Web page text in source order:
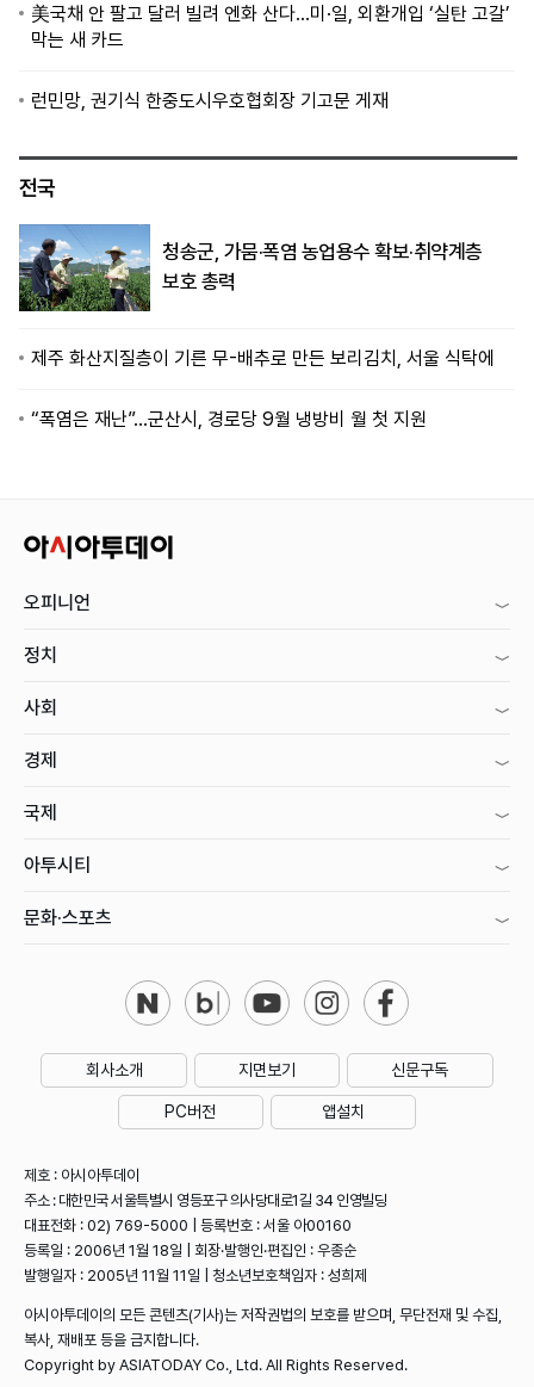
美국채 안 팔고 달러 빌려 엔화 산다…미·일, 외환개입 ‘실탄 고갈’
막는 새 카드
런민망, 권기식 한중도시우호협회장 기고문 게재
전국
청송군, 가뭄·폭염 농업용수 확보·취약계층
보호 총력
제주 화산지질층이 기른 무-배추로 만든 보리김치, 서울 식탁에
“폭염은 재난”…군산시, 경로당 9월 냉방비 월 첫 지원
오피니언
정치
사회
경제
국제
아투시티
문화·스포츠
회사소개 지면보기 신문구독
PC버전 앱설치
제호 : 아시아투데이
주소 : 대한민국 서울특별시 영등포구 의사당대로1길 34 인영빌딩
대표전화 : 02) 769-5000 | 등록번호 : 서울 아00160
등록일 : 2006년 1월 18일 | 회장·발행인·편집인 : 우종순
발행일자 : 2005년 11월 11일 | 청소년보호책임자 : 성희제
아시아투데이의 모든 콘텐츠(기사)는 저작권법의 보호를 받으며, 무단전재 및 수집,
복사, 재배포 등을 금지합니다.
Copyright by ASIATODAY Co., Ltd. All Rights Reserved.